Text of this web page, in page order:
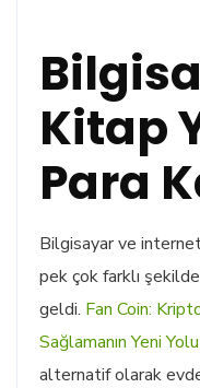
Kitap
Para
Bilgisayar ve
pek çok farklı
geldi. Fan Coin:
Sağlamanın Yeni Yolu
alternatif olarak